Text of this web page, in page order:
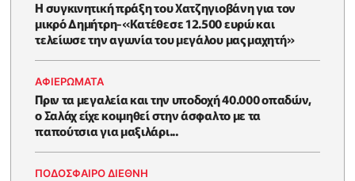
Η συγκινητική πράξη του Χατζηγιοβάνη για τον
μικρό Δημήτρη-«Κατέθεσε 12.500 ευρώ και
τελείωσε την αγωνία του μεγάλου μας μαχητή»
ΑΦΙΕΡΩΜΑΤΑ
Πριν τα μεγαλεία και την υποδοχή 40.000 οπαδών,
ο Σαλάχ είχε κοιμηθεί στην άσφαλτο με τα
παπούτσια για μαξιλάρι...
ΠΟΔΟΣΦΑΙΡΟ ΔΙΕΘΝΗ